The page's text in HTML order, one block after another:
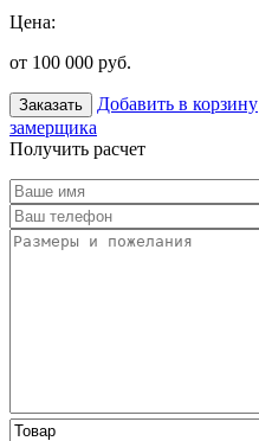
Цена:
от 100 000 руб.
Заказать Добавить в корзину
замерщика
Получить расчет